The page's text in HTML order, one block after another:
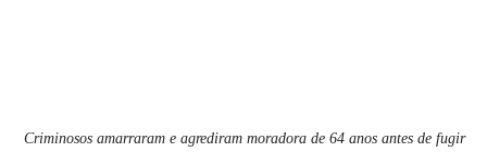
Criminosos amarraram e agrediram moradora de 64 anos antes de fugir